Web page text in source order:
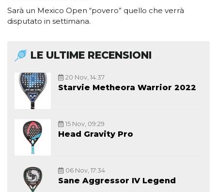
Sarà un Mexico Open “povero” quello che verrà
disputato in settimana.
LE ULTIME RECENSIONI
20 Nov, 14:37
Starvie Metheora Warrior 2022
15 Nov, 09:29
Head Gravity Pro
06 Nov, 17:34
Sane Aggressor IV Legend